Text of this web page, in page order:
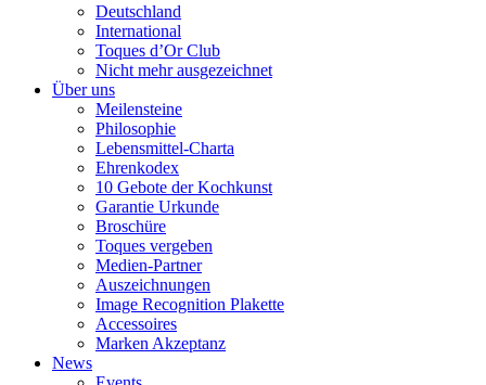
Deutschland
International
Toques d’Or Club
Nicht mehr ausgezeichnet
Über uns
Meilensteine
Philosophie
Lebensmittel-Charta
Ehrenkodex
10 Gebote der Kochkunst
Garantie Urkunde
Broschüre
Toques vergeben
Medien-Partner
Auszeichnungen
Image Recognition Plakette
Accessoires
Marken Akzeptanz
News